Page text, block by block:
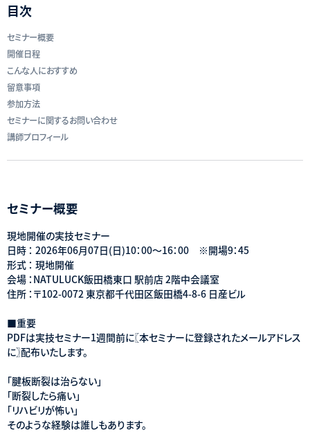
目次
セミナー概要
開催日程
こんな人におすすめ
留意事項
参加方法
セミナーに関するお問い合わせ
講師プロフィール
セミナー概要
現地開催の実技セミナー
日時 ： 2026年06月07日(日)10：00～16：00 ※開場9：45
形式 ： 現地開催
会場 ：NATULUCK飯田橋東口 駅前店 2階中会議室
住所 ：〒102-0072 東京都千代田区飯田橋4-8-6 日産ビル
■重要
PDFは実技セミナー1週間前に〖本セミナーに登録されたメールアドレス
に〗配布いたします。
「腱板断裂は治らない」
「断裂したら痛い」
「リハビリが怖い」
そのような経験は誰しもあります。